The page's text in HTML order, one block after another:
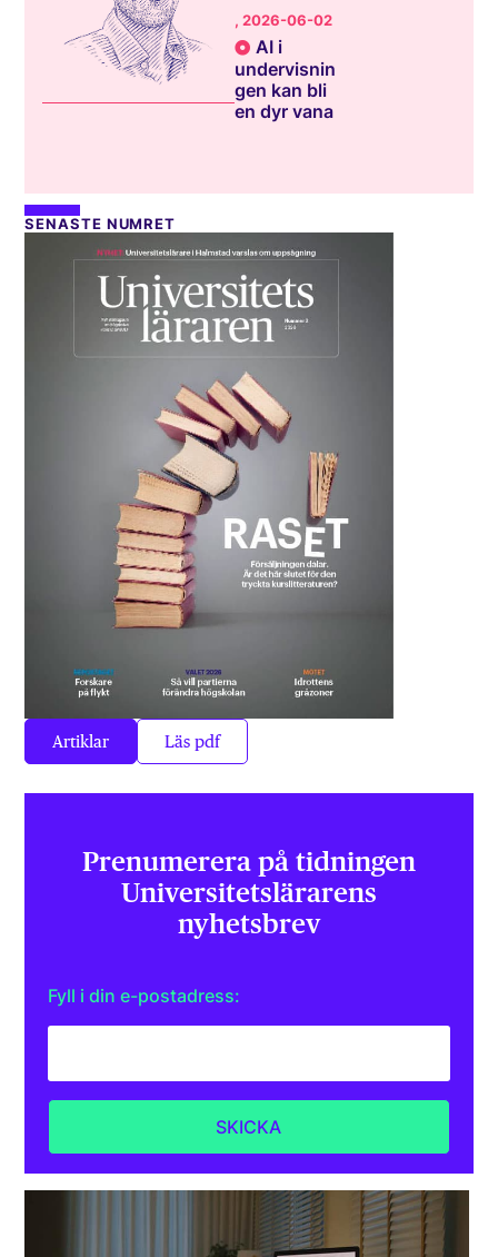
, 2026-06-02
AI i
undervisnin
gen kan bli
en dyr vana
SENASTE NUMRET
Artiklar Läs pdf
Prenumerera på tidningen
Universitets­lärarens
nyhetsbrev
Fyll i din e-postadress: